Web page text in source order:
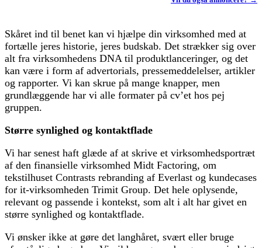
Skåret ind til benet kan vi hjælpe din virksomhed med at
fortælle jeres historie, jeres budskab. Det strækker sig over
alt fra virksomhedens DNA til produktlanceringer, og det
kan være i form af advertorials, pressemeddelelser, artikler
og rapporter. Vi kan skrue på mange knapper, men
grundlæggende har vi alle formater på cv’et hos pej
gruppen.
Større synlighed og kontaktflade
Vi har senest haft glæde af at skrive et virksomhedsportræt
af den finansielle virksomhed Midt Factoring, om
tekstilhuset Contrasts rebranding af Everlast og kundecases
for it-virksomheden Trimit Group. Det hele oplysende,
relevant og passende i kontekst, som alt i alt har givet en
større synlighed og kontaktflade.
Vi ønsker ikke at gøre det langhåret, svært eller bruge